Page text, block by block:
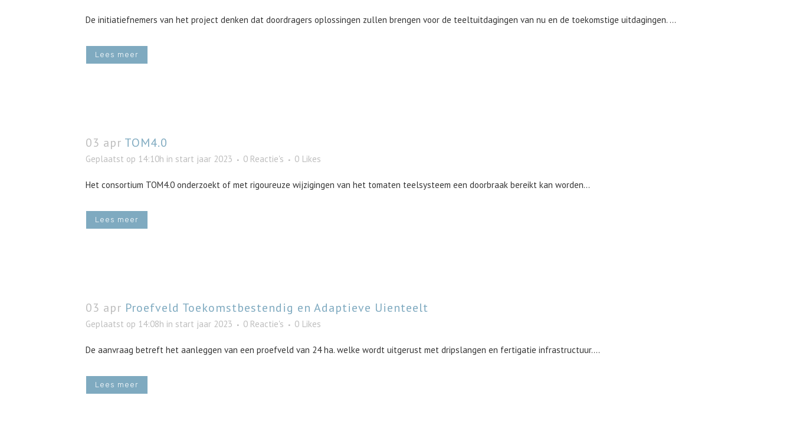
De initiatiefnemers van het project denken dat doordragers oplossingen zullen brengen voor de teeltuitdagingen van nu en de toekomstige uitdagingen. ...
Lees meer
03 apr TOM4.0
Geplaatst op 14:10h in start jaar 2023 0 Reactie's 0 Likes
Het consortium TOM4.0 onderzoekt of met rigoureuze wijzigingen van het tomaten teelsysteem een doorbraak bereikt kan worden...
Lees meer
03 apr Proefveld Toekomstbestendig en Adaptieve Uienteelt
Geplaatst op 14:08h in start jaar 2023 0 Reactie's 0 Likes
De aanvraag betreft het aanleggen van een proefveld van 24 ha. welke wordt uitgerust met dripslangen en fertigatie infrastructuur....
Lees meer